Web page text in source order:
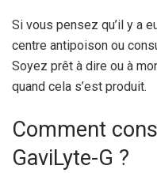
Si vous pensez qu’il y a
centre antipoison ou
Soyez prêt à dire ou à
quand cela s’est produit.
Comment
GaviLyte-G ?